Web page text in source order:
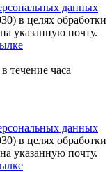
данных
в целях обработки
указанную почту.
течение часа
данных
в целях обработки
указанную почту.